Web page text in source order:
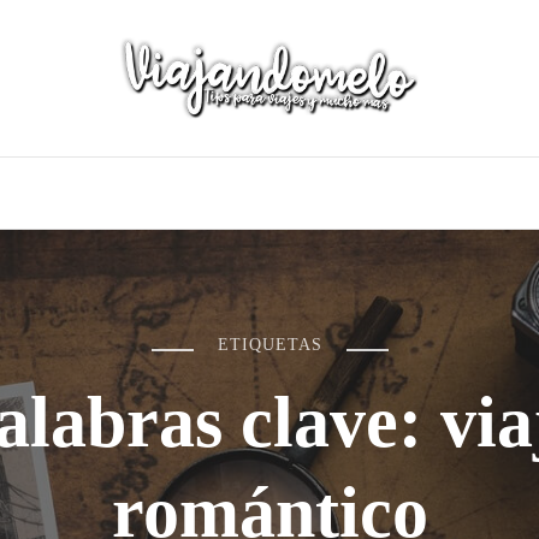
ETIQUETAS
clave:
romántico